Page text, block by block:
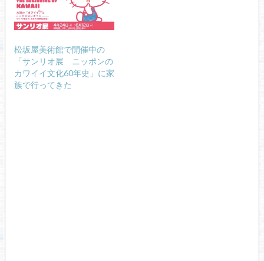
松坂屋美術館で開催中の
「サンリオ展 ニッポンの
カワイイ文化60年史」に家
族で行ってきた